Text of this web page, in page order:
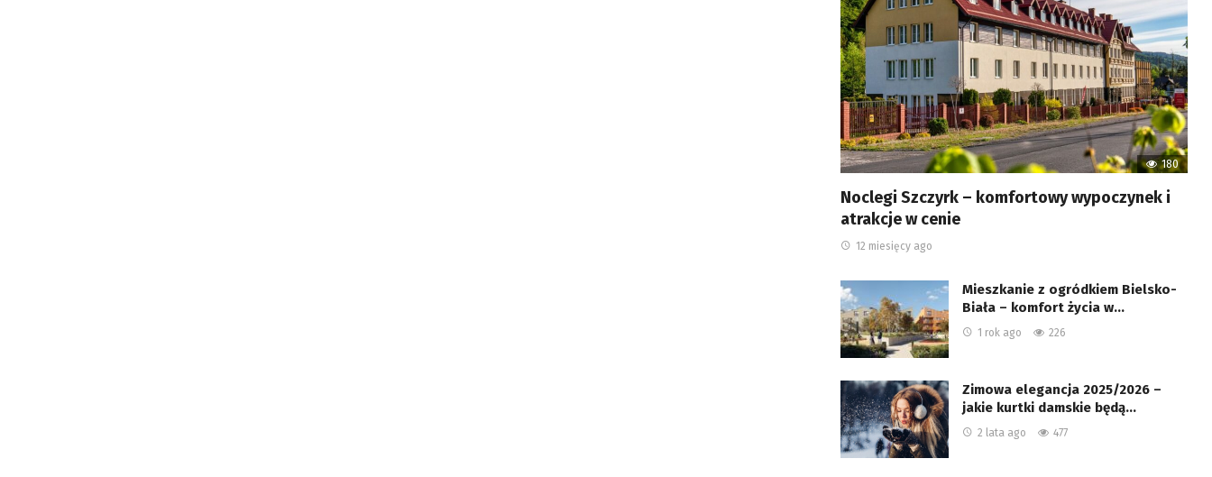
180
Noclegi Szczyrk – komfortowy wypoczynek i
atrakcje w cenie
12 miesięcy ago
Mieszkanie z ogródkiem Bielsko-
Biała – komfort życia w…
1 rok ago 226
Zimowa elegancja 2025/2026 –
jakie kurtki damskie będą…
2 lata ago 477